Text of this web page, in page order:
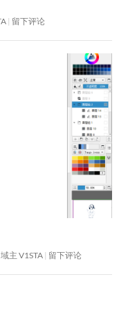
留下评论
域主 V1STA 留下评论